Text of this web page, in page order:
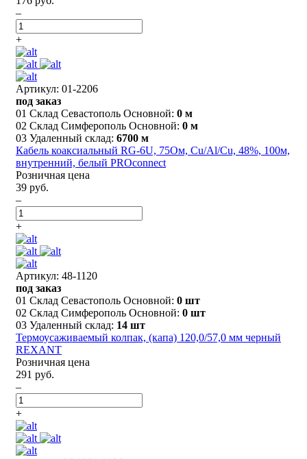
–
+
Артикул: 01-2206
под заказ
01 Склад Севастополь Основной: 0 м
02 Склад Симферополь Основной: 0 м
03 Удаленный склад: 6700 м
Кабель коаксиальный RG-6U, 75Ом, Cu/Al/Cu, 48%, 100м,
внутренний, белый PROconnect
Розничная цена
39 руб.
–
+
Артикул: 48-1120
под заказ
01 Склад Севастополь Основной: 0 шт
02 Склад Симферополь Основной: 0 шт
03 Удаленный склад: 14 шт
Термоусаживаемый колпак, (капа) 120,0/57,0 мм черный
REXANT
Розничная цена
291 руб.
–
+